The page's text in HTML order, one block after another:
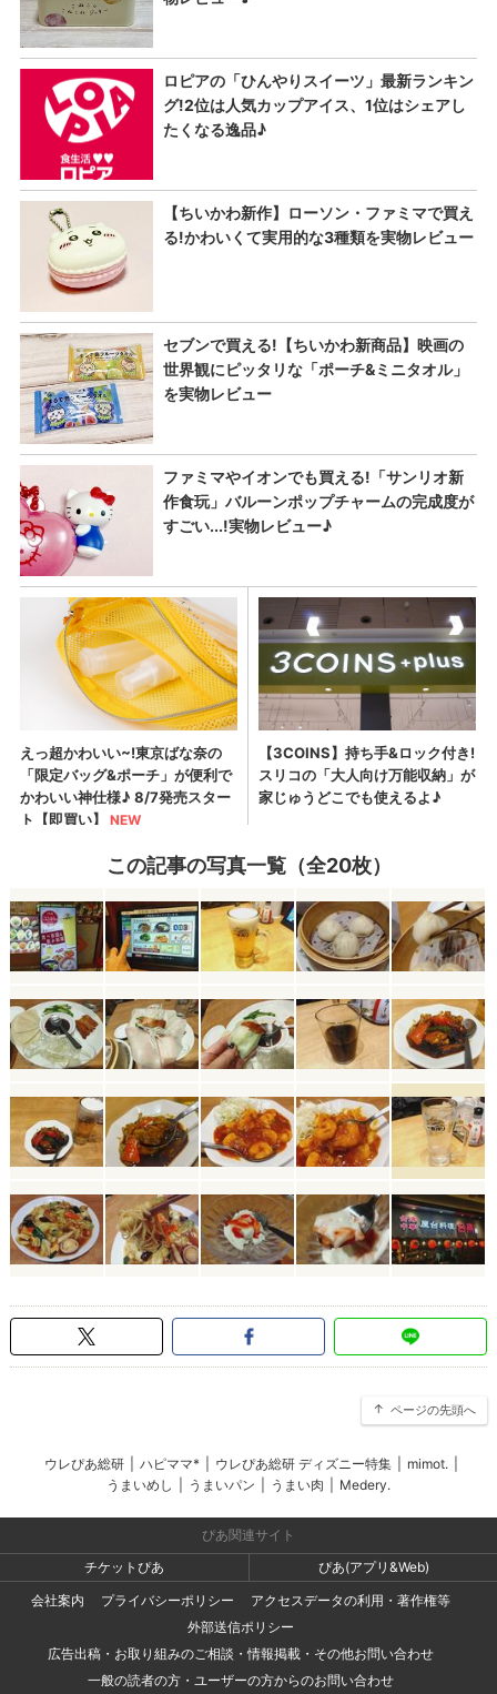
この記事の写真一覧（全20枚）
ページの先頭へ
ウレぴあ総研 ハピママ* ウレぴあ総研 ディズニー特集 mimot.
うまいめし
うまいパン うまい肉 Medery.
ぴあ関連サイト
チケットぴあ
ぴあ(アプリ&Web)
会社案内
プライバシーポリシー
アクセスデータの利用・著作権等
外部送信ポリシー
広告出稿・お取り組みのご相談・情報掲載・その他お問い合わせ
一般の読者の方・ユーザーの方からのお問い合わせ